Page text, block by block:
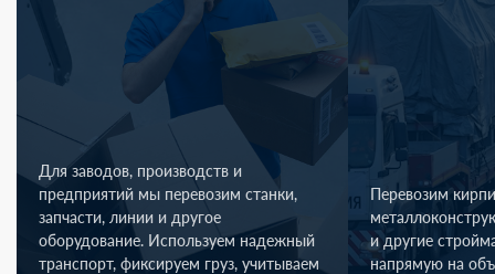
Для заводов, производств и
предприятий мы перевозим станки,
запчасти, линии и другое
оборудование. Используем надежный
транспорт, фиксируем груз, учитываем
Перевозим
и другие
напрямую на